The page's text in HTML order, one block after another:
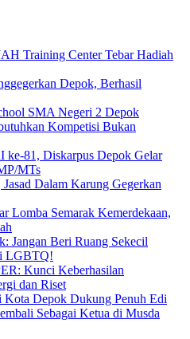
Training Center Tebar Hadiah
Depok, Berhasil
SMA Negeri 2 Depok
Kompetisi Bukan
ke-81, Diskarpus Depok Gelar
MTs
Dalam Karung Gegerkan
Lomba Semarak Kemerdekaan,
Jangan Beri Ruang Sekecil
LGBTQ!
Kunci Keberhasilan
dan Riset
Kota Depok Dukung Penuh Edi
Sebagai Ketua di Musda